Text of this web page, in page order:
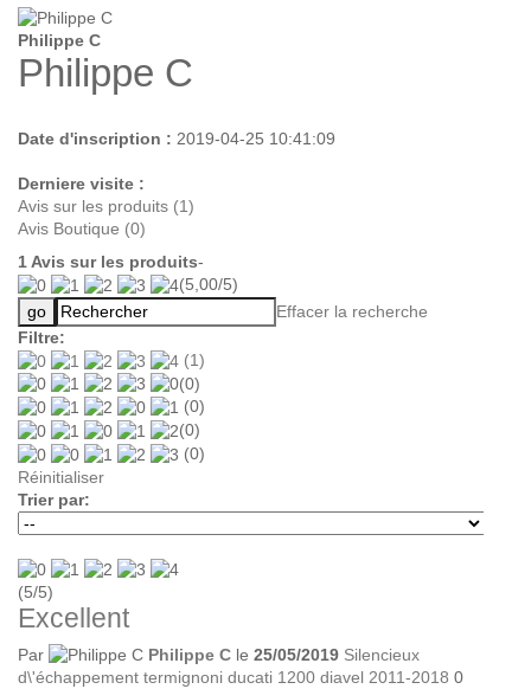
Philippe C
Philippe C
Date d'inscription : 2019-04-25 10:41:09
Derniere visite :
Avis sur les produits (1)
Avis Boutique (0)
1 Avis sur les produits-
(5,00/5)
Effacer la recherche
Filtre:
(1)
(0)
(0)
(0)
(0)
Réinitialiser
Trier par:
(5/5)
Excellent
Par Philippe C le 25/05/2019 Silencieux
d\'échappement termignoni ducati 1200 diavel 2011-2018 0